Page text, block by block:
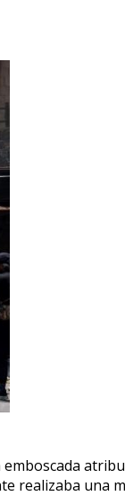
realizaba